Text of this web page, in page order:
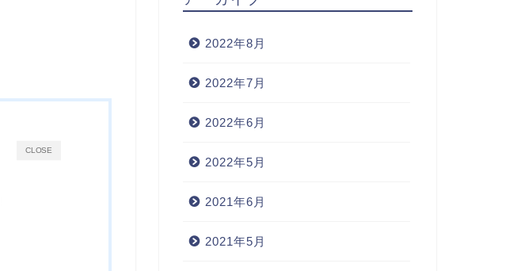
CLOSE
2022年8月
2022年7月
2022年6月
2022年5月
2021年6月
2021年5月